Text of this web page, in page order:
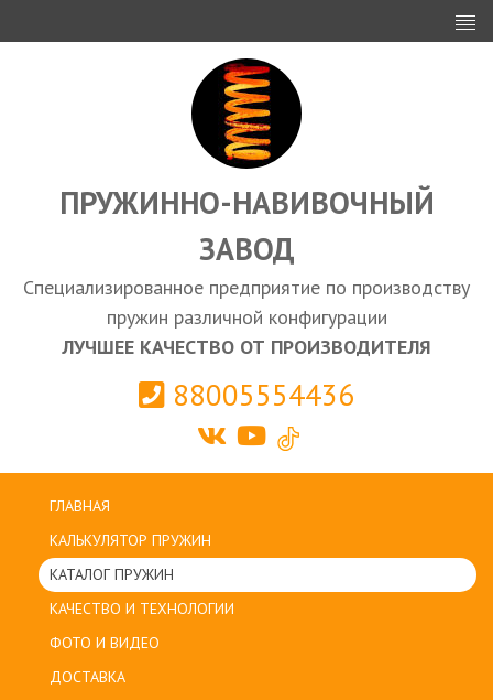
ИНВЕСТОРАМ
ПРОЕКТИРОВАНИЕ
ЭКСПОРТ
ЗАКУПКИ
КАЛЬКУЛЯТОР ПРУЖИН
Выберите город
ПРУЖИННО-НАВИВОЧНЫЙ
ЗАВОД
Специализированное предприятие по производству
пружин различной конфигурации
ЛУЧШЕЕ КАЧЕСТВО ОТ ПРОИЗВОДИТЕЛЯ
88005554436
ГЛАВНАЯ
КАЛЬКУЛЯТОР ПРУЖИН
КАТАЛОГ ПРУЖИН
КАЧЕСТВО И ТЕХНОЛОГИИ
ФОТО И ВИДЕО
ДОСТАВКА